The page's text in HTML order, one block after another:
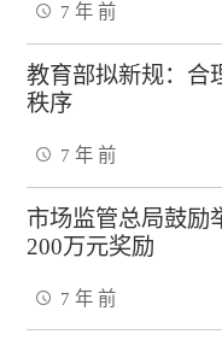
7 年 前
教育部拟新规：合
秩序
7 年 前
市场监管总局鼓励
200万元奖励
7 年 前